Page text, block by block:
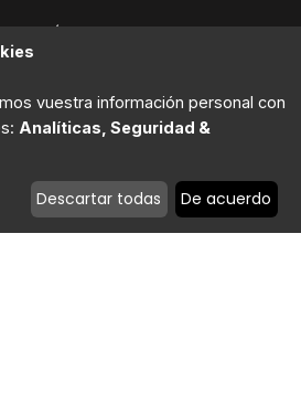
Los Barrios (Cádiz).
Modificar cookies
vuestra información personal con
Analíticas, Seguridad &
Descartar todas De acuerdo